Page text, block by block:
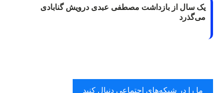
یک سال از بازداشت مصطفی عبدی درویش گنابادی
می‌گذرد
ما را در شبکه‌های اجتماعی دنبال کنید